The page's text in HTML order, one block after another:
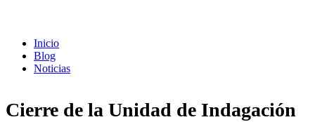
Inicio
Blog
Noticias
Cierre de la Unidad de Indagación